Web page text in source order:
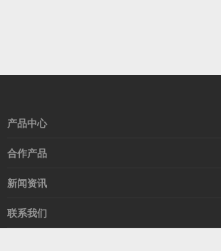
产品中心
高速线缆
以太网交换机
合作产品
希捷硬盘
新闻资讯
行业动态
技术视角
联系我们